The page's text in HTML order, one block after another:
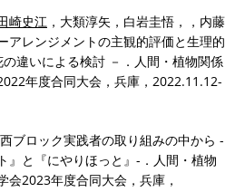
崎史江 ，大類淳矢，白岩圭悟，，内藤
アレンジメントの主観的評価と生理的
違いによる検討 －．人間・植物関係
年度合同大会，兵庫，2022.11.12-
ブロック実践者の取り組みの中から -
』と『にやりほっと』-．人間・植物
会2023年度合同大会，兵庫，